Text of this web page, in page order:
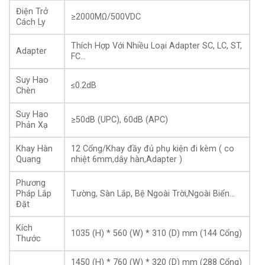
Tủ phối quang 2 cánh 576FO
Cấu tạo tủ phối quang ODF 576 FO
Chất liệu cấu thành là nhựa composite dày dặn, chắc
chắn,chống va đập và oxi hoá.
Đặc biệt sản phẩm Tủ phối quang đặt bệ ngoài trời
576FO chuẩn SC/UPC full phụ kiện dùng môi trường
ngoài biển chống chịu gió và muối mặn.
Chuyên dụng cho các dự án lớn,ví dụ như dự án mạng
Pon cho khu đô thị lớn,toà nhà cao tầng…
Điện Trở
Cách Ly
≥2000MΩ/500VDC
Adapter
Thích Hợp Với Nhiều Loại Adapter SC, LC, ST,
FC…
Suy Hao
Chèn
≤0.2dB
Suy Hao
Phản Xạ
≥50dB (UPC), 60dB (APC)
Khay Hàn
Quang
12 Cổng/Khay đầy đủ phụ kiện đi kèm ( co
nhiệt 6mm,dây hàn,Adapter )
Phương
Pháp Lắp
Đặt
Tường, Sàn Lắp, Bệ Ngoài Trời,Ngoài Biển…
Kích
Thước
1035 (H) * 560 (W) * 310 (D) mm (144 Cổng)
1450 (H) * 760 (W) * 320 (D) mm (288 Cổng)